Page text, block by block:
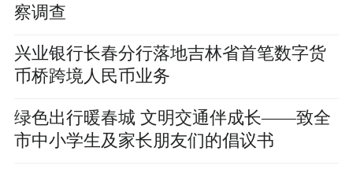
察调查
兴业银行长春分行落地吉林省首笔数字货
币桥跨境人民币业务
绿色出行暖春城 文明交通伴成长——致全
市中小学生及家长朋友们的倡议书